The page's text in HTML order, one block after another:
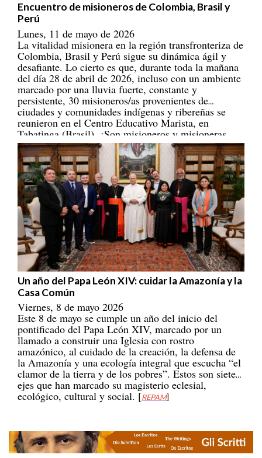
Encuentro de misioneros de Colombia, Brasil y
Perú
Lunes, 11 de mayo de 2026
La vitalidad misionera en la región transfronteriza de
Colombia, Brasil y Perú sigue su dinámica ágil y
desafiante. Lo cierto es que, durante toda la mañana
del día 28 de abril de 2026, incluso con un ambiente
marcado por una lluvia fuerte, constante y
persistente, 30 misioneros/as provenientes de
ciudades y comunidades indígenas y ribereñas se
reunieron en el Centro Educativo Marista, en
Tabatinga (Brasil). ¡Son misioneros y misioneras
portadores/as de esperanza! [REPAM]
Un año del Papa León XIV: cuidar la Amazonía y la
Casa Común
Viernes, 8 de mayo 2026
Este 8 de mayo se cumple un año del inicio del
pontificado del Papa León XIV, marcado por un
llamado a construir una Iglesia con rostro
amazónico, al cuidado de la creación, la defensa de
la Amazonía y una ecología integral que escucha “el
clamor de la tierra y de los pobres”. Estos son siete
ejes que han marcado su magisterio eclesial,
ecológico, cultural y social. [REPAM]